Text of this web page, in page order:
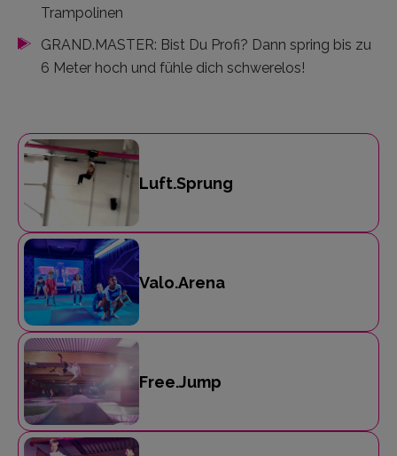
Trampolinen
GRAND.MASTER: Bist Du Profi? Dann spring bis zu
6 Meter hoch und fühle dich schwerelos!
Luft.Sprung
Valo.Arena
Free.Jump